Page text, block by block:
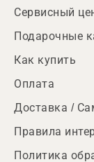
Сервисный
Подарочные
Как купить
Оплата
Доставка /
Правила
Политика